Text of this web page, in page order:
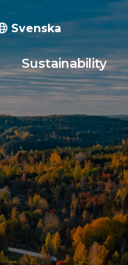
Svenska
Sustainability